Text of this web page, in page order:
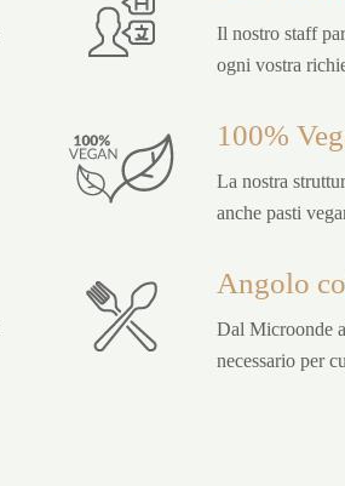
Il nostro staff
ogni vostra
100%
La nostra
anche pasti
Angolo
Dal Microonde
necessario per